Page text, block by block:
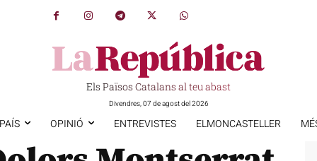
Els Països Catalans al teu abast
Divendres, 07 de agost del 2026
OPINIÓ ENTREVISTES ELMONCASTELLER